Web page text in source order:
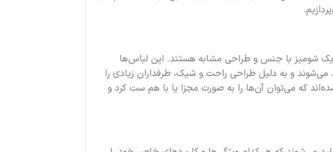
یک شومیز با جنس و طراحی مشابه هستند. این لباس‌ها
می‌شوند و به دلیل طراحی راحت و شیک، طرفداران زیادی را
که می‌توان آن‌ها را به صورت مجزا یا با هم ست کرد و